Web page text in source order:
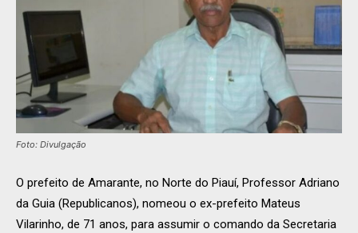
Foto: Divulgação
O prefeito de Amarante, no Norte do Piauí, Professor Adriano
da Guia (Republicanos), nomeou o ex-prefeito Mateus
Vilarinho, de 71 anos, para assumir o comando da Secretaria